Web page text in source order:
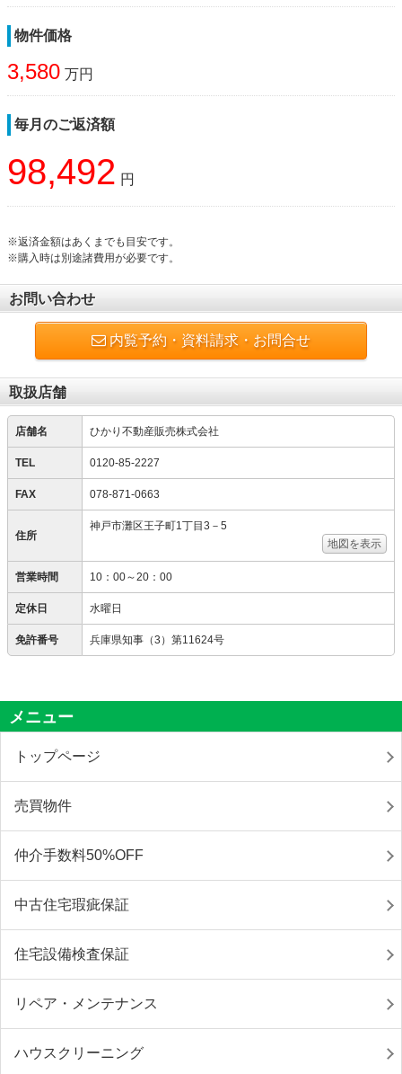
物件価格
3,580 万円
毎月のご返済額
98,492 円
※返済金額はあくまでも目安です。
※購入時は別途諸費用が必要です。
お問い合わせ
内覧予約・資料請求・お問合せ
取扱店舗
店舗名 ひかり不動産販売株式会社
TEL 0120-85-2227
FAX 078-871-0663
住所
神戸市灘区王子町1丁目3－5
地図を表示
営業時間 10：00～20：00
定休日 水曜日
免許番号 兵庫県知事（3）第11624号
メニュー
トップページ
売買物件
仲介手数料50%OFF
中古住宅瑕疵保証
住宅設備検査保証
リペア・メンテナンス
ハウスクリーニング